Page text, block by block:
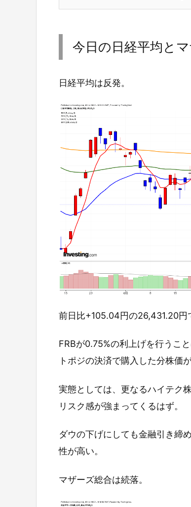
今日の日経平均と
日経平均は反発。
前日比+105.04円の26,431.20円
FRBが0.75%の利上げを行うこ
トポジの決済で購入した分株価
実態としては、更なるハイテク
リスク感が強まってくるはず。
ダウの下げにしても金融引き締
性が高い。
マザーズ総合は続落。